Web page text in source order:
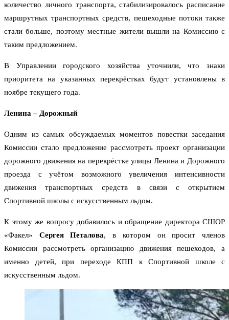
количество личного транспорта, стабилизировалось расписание
маршрутных транспортных средств, пешеходные потоки также
стали больше, поэтому местные жители вышли на Комиссию с
таким предложением.
В Управлении городского хозяйства уточнили, что знаки
приоритета на указанных перекрёстках будут установлены в
ноябре текущего года.
Ленина – Дорожный
Одним из самых обсуждаемых моментов повестки заседания
Комиссии стало предложение рассмотреть проект организации
дорожного движения на перекрёстке улицы Ленина и Дорожного
проезда с учётом возможного увеличения интенсивности
движения транспортных средств в связи с открытием
Спортивной школы с искусственным льдом.
К этому же вопросу добавилось и обращение директора СШОР
«Факел» Сергея Петалова, в котором он просит членов
Комиссии рассмотреть организацию движения пешеходов, а
именно детей, при переходе КПП к Спортивной школе с
искусственным льдом.